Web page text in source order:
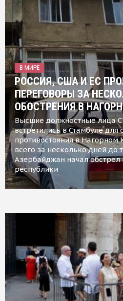
В МИРЕ
РОССИЯ, США И ЕС
ПЕРЕГОВОРЫ ЗА
ОБОСТРЕНИЯ В
Высшие должностные лица
встретились в Стамбуле для
противостояния в Нагорном
всего за несколько дней до
Азербайджан начал обстрел
республики